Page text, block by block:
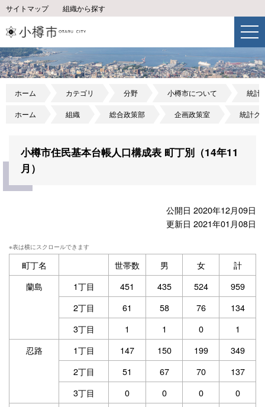
サイトマップ 組織から探す
ホーム カテゴリ 分野 小樽市について 統計
ホーム 組織 総合政策部 企画政策室 統計グ
小樽市住民基本台帳人口構成表 町丁別（14年11
月）
公開日 2020年12月09日
更新日 2021年01月08日
町丁名 世帯数 男 女
計
蘭島
1丁目 451 435 524
959
2丁目
61 58 76
134
3丁目
1 1 0
1
忍路
1丁目 147 150 199
349
2丁目
51 67 70
137
3丁目
0 0 0
0